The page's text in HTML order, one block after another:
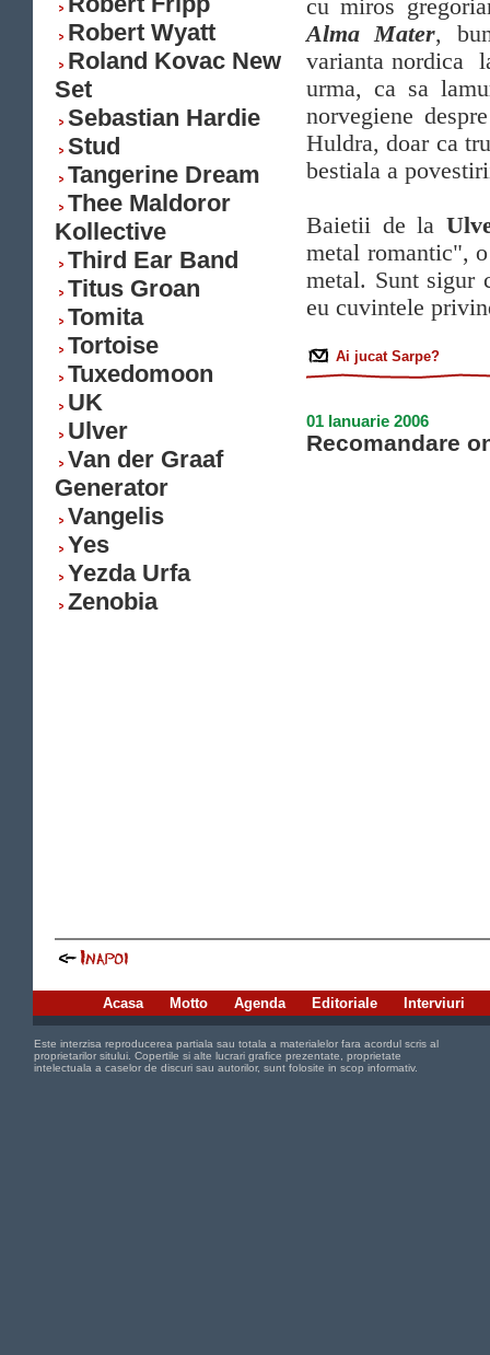
Robert Wyatt
Roland Kovac New
Set
Sebastian Hardie
Stud
Tangerine Dream
Thee Maldoror
Kollective
Third Ear Band
Titus Groan
Tomita
Tortoise
Tuxedomoon
UK
Ulver
Van der Graaf
Generator
Vangelis
Yes
Yezda Urfa
Zenobia
cu miros
Alma Mater,
varianta nordica
urma, ca sa
norvegiene
Huldra, doar ca
bestiala a
Baietii de la
metal romantic",
metal. Sunt sigur
eu cuvintele
Ai jucat Sarpe?
01 Ianuarie 2006
Recomandare
Acasa Motto Agenda Editoriale Interviuri
Este interzisa reproducerea partiala sau totala a materialelor fara acordul scris al
proprietarilor sitului. Copertile si alte lucrari grafice prezentate, proprietate
intelectuala a caselor de discuri sau autorilor, sunt folosite in scop informativ.